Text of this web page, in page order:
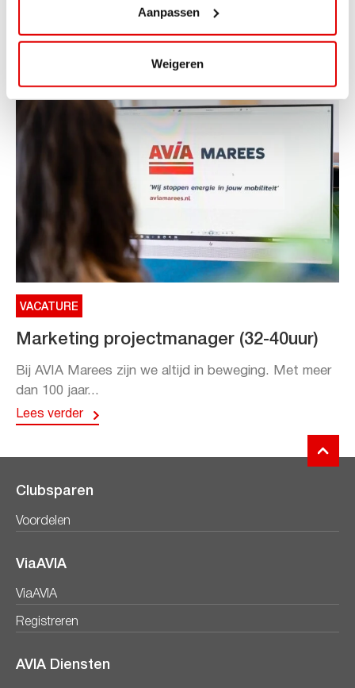
Aanpassen
Weigeren
ViaAVIA Super Deal: €25 korting bij ViaLuxury Hotels
Toe aan een ontspannen nachtje...
VACATURE
Marketing projectmanager (32-40uur)
Bij AVIA Marees zijn we altijd in beweging. Met meer
dan 100 jaar...
Lees verder
Clubsparen
Voordelen
ViaAVIA
ViaAVIA
Registreren
AVIA Diensten